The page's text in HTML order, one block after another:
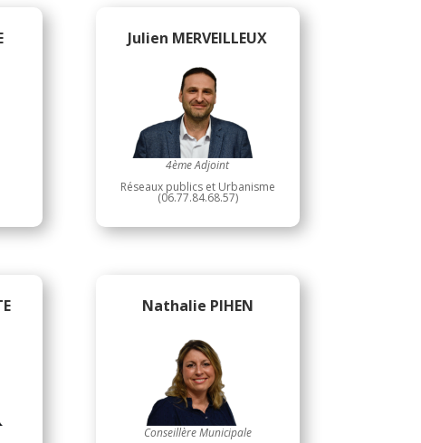
Julien MERVEILLEUX
4ème Adjoint
Réseaux publics et Urbanisme
(06.77.84.68.57)
Nathalie PIHEN
Conseillère Municipale